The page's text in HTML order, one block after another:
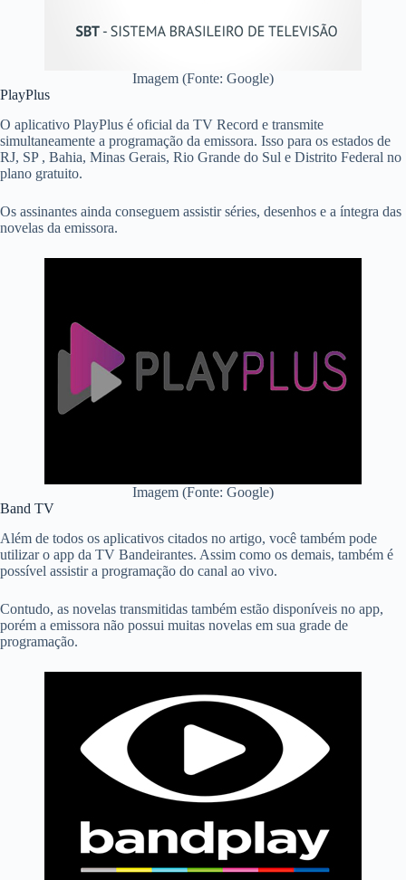
Imagem (Fonte: Google)
PlayPlus
O aplicativo PlayPlus é oficial da TV Record e transmite
simultaneamente a programação da emissora. Isso para os estados de
RJ, SP , Bahia, Minas Gerais, Rio Grande do Sul e Distrito Federal no
plano gratuito.
Os assinantes ainda conseguem assistir séries, desenhos e a íntegra das
novelas da emissora.
Imagem (Fonte: Google)
Band TV
Além de todos os aplicativos citados no artigo, você também pode
utilizar o app da TV Bandeirantes. Assim como os demais, também é
possível assistir a programação do canal ao vivo.
Contudo, as novelas transmitidas também estão disponíveis no app,
porém a emissora não possui muitas novelas em sua grade de
programação.